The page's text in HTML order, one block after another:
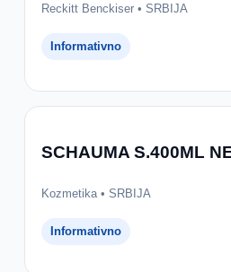
Reckitt Benckiser • SRBIJA
Informativno
SCHAUMA S.400ML
Kozmetika • SRBIJA
Informativno